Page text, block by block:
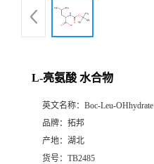
L-亮氨酸 水合物
英文名称： Boc-Leu-OHhydrate
品牌： 拓邦
产地： 湖北
货号： TB2485